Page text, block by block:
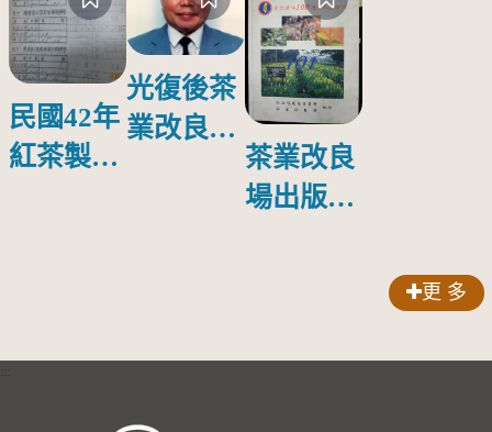
民國42年
紅茶製造
光復後茶
業改良場
茶業改良
場出版第
樹種原圖
更 多